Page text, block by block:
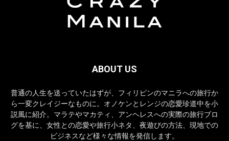
ABOUT US
普通の人生を送っていたはずが、フィリピンのマニラへの旅行か
ら一変クレイジーなものに。オノケンとレンジの恋愛珍道中を小
説風に紹介。マラテやマカティ、アンヘレスへの実際の旅行ブロ
グを基に、女性との恋愛や旅行小ネタ、夜遊びの方法、現地での
ビジネスなど様々な情報を発信します。